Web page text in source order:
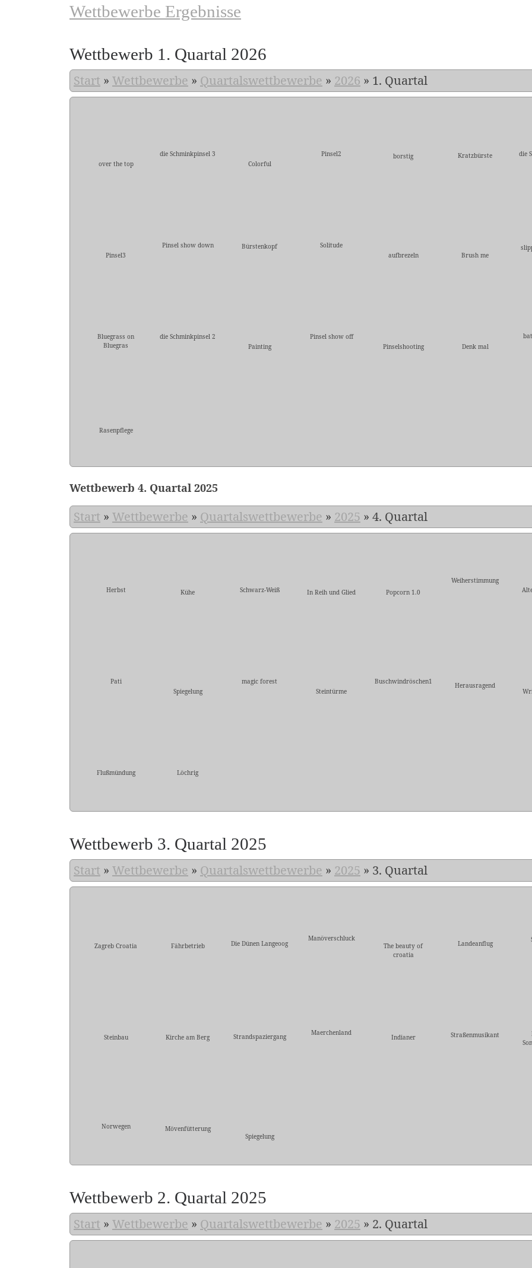
Wettbewerbe Ergebnisse
Wettbewerb 1. Quartal 2026
Start » Wettbewerbe » Quartalswettbewerbe » 2026 » 1. Quartal
over the top
die Schminkpinsel 3
Colorful
Pinsel2 borstig Kratzbürste die
Pinsel3
Pinsel show down Bürstenkopf
Solitude
aufbrezeln
Brush me
Bluegrass on
Bluegras
die Schminkpinsel 2
Painting
Pinsel show off
Pinselshooting
Denk mal
Rasenpflege
Wettbewerb 4. Quartal 2025
Start » Wettbewerbe » Quartalswettbewerbe » 2025 » 4. Quartal
Herbst Kühe Schwarz-Weiß In Reih und Glied Popcorn 1.0
Weiherstimmung
Pati
Spiegelung
magic forest
Steintürme
Buschwindröschen1 Herausragend
Flußmündung Löchrig
Wettbewerb 3. Quartal 2025
Start » Wettbewerbe » Quartalswettbewerbe » 2025 » 3. Quartal
Zagreb Croatia Fährbetrieb Die Dünen Langeoog
Manöverschluck
The beauty of
croatia
Landeanflug
Steinbau Kirche am Berg Strandspaziergang Maerchenland
Indianer Straßenmusikant
Norwegen
Mövenfütterung
Spiegelung
Wettbewerb 2. Quartal 2025
Start » Wettbewerbe » Quartalswettbewerbe » 2025 » 2. Quartal